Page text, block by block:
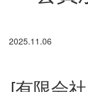
2025.11.06